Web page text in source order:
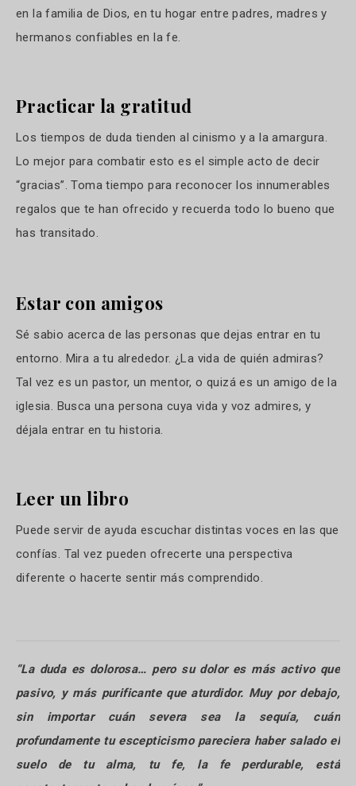
en la familia de Dios, en tu hogar entre padres, madres y
hermanos confiables en la fe.
Practicar la gratitud
Los tiempos de duda tienden al cinismo y a la amargura.
Lo mejor para combatir esto es el simple acto de decir
“gracias”. Toma tiempo para reconocer los innumerables
regalos que te han ofrecido y recuerda todo lo bueno que
has transitado.
Estar con amigos
Sé sabio acerca de las personas que dejas entrar en tu
entorno. Mira a tu alrededor. ¿La vida de quién admiras?
Tal vez es un pastor, un mentor, o quizá es un amigo de la
iglesia. Busca una persona cuya vida y voz admires, y
déjala entrar en tu historia.
Leer un libro
Puede servir de ayuda escuchar distintas voces en las que
confías. Tal vez pueden ofrecerte una perspectiva
diferente o hacerte sentir más comprendido.
“La duda es dolorosa… pero su dolor es más activo que
pasivo, y más purificante que aturdidor. Muy por debajo,
sin importar cuán severa sea la sequía, cuán
profundamente tu escepticismo pareciera haber salado el
suelo de tu alma, tu fe, la fe perdurable, está